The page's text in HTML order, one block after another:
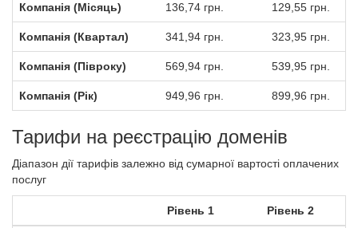
Компанія (Місяць) 136,74 грн. 129,55 грн.
Компанія (Квартал) 341,94 грн. 323,95 грн.
Компанія (Півроку) 569,94 грн. 539,95 грн.
Компанія (Рік) 949,96 грн. 899,96 грн.
Тарифи на реєстрацію доменів
Діапазон дії тарифів залежно від сумарної вартості оплачених
послуг
Рівень 1 Рівень 2